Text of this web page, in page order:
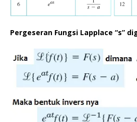
Pergeseran Fungsi Lapplace “s”